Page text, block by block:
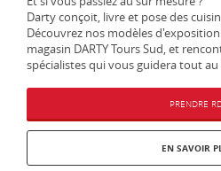
Darty conçoit, livre et pose des
Découvrez nos modèles
magasin DARTY Tours Sud, et
spécialistes qui vous guidera tout
PRENDRE
EN SAVOIR